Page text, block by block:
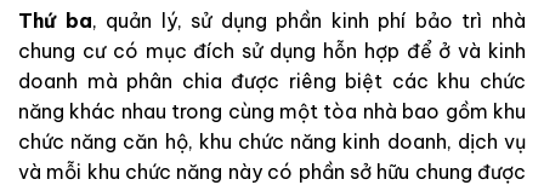
Thứ ba, quản lý, sử dụng phần kinh phí bảo trì nhà
chung cư có mục đích sử dụng hỗn hợp để ở và kinh
doanh mà phân chia được riêng biệt các khu chức
năng khác nhau trong cùng một tòa nhà bao gồm khu
chức năng căn hộ, khu chức năng kinh doanh, dịch vụ
và mỗi khu chức năng này có phần sở hữu chung được